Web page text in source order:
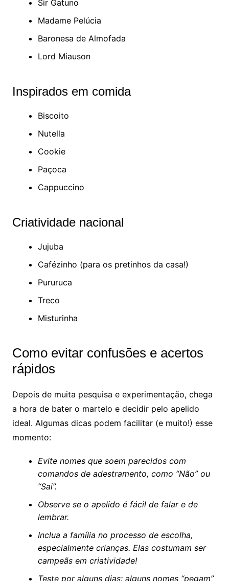
Sir Gatuno
Madame Pelúcia
Baronesa de Almofada
Lord Miauson
Inspirados em comida
Biscoito
Nutella
Cookie
Paçoca
Cappuccino
Criatividade nacional
Jujuba
Cafézinho (para os pretinhos da casa!)
Pururuca
Treco
Misturinha
Como evitar confusões e acertos
rápidos
Depois de muita pesquisa e experimentação, chega
a hora de bater o martelo e decidir pelo apelido
ideal. Algumas dicas podem facilitar (e muito!) esse
momento:
Evite nomes que soem parecidos com
comandos de adestramento, como “Não” ou
“Sai”.
Observe se o apelido é fácil de falar e de
lembrar.
Inclua a família no processo de escolha,
especialmente crianças. Elas costumam ser
campeãs em criatividade!
Teste por alguns dias: alguns nomes “pegam”